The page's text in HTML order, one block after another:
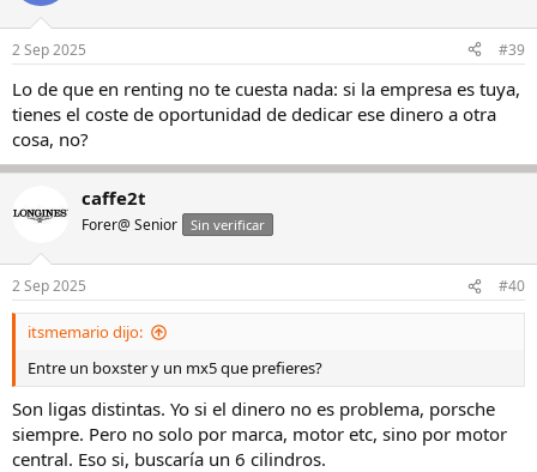
2 Sep 2025 #39
Lo de que en renting no te cuesta nada: si la empresa es tuya,
tienes el coste de oportunidad de dedicar ese dinero a otra
cosa, no?
caffe2t
Forer@ Senior Sin verificar
2 Sep 2025 #40
itsmemario dijo:
Entre un boxster y un mx5 que prefieres?
Son ligas distintas. Yo si el dinero no es problema, porsche
siempre. Pero no solo por marca, motor etc, sino por motor
central. Eso si, buscaría un 6 cilindros.